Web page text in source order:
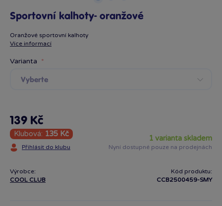
Sportovní kalhoty- oranžové
Oranžové sportovní kalhoty
Více informací
Varianta
Vyberte
139 Kč
Klubová: 135 Kč
Přihlásit do klubu
1 varianta skladem
Nyní dostupné pouze na prodejnách
Výrobce:
COOL CLUB
Kód produktu:
CCB2500459-SMY